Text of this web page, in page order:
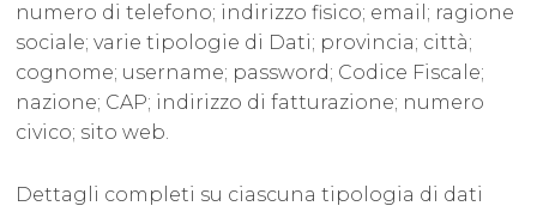
numero di telefono; indirizzo fisico; email; ragione
sociale; varie tipologie di Dati; provincia; città;
cognome; username; password; Codice Fiscale;
nazione; CAP; indirizzo di fatturazione; numero
civico; sito web.
Dettagli completi su ciascuna tipologia di dati